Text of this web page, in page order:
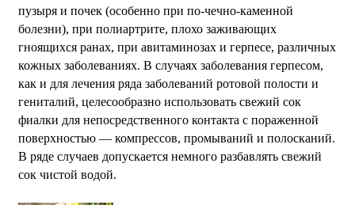
пузыря и почек (особенно при по-чечно-каменной
болезни), при полиартрите, плохо заживающих
гноящихся ранах, при авитаминозах и герпесе, различных
кожных заболеваниях. В случаях заболевания герпесом,
как и для лечения ряда заболеваний ротовой полости и
гениталий, целесообразно использовать свежий сок
фиалки для непосредственного контакта с пораженной
поверхностью — компрессов, промываний и полосканий.
В ряде случаев допускается немного разбавлять свежий
сок чистой водой.